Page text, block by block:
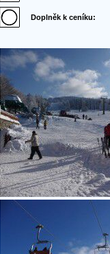
Doplněk k ceníku: